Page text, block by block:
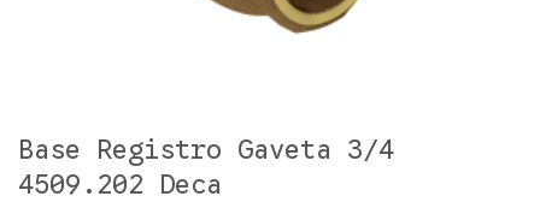
Base Registro Gaveta 3/4
4509.202 Deca